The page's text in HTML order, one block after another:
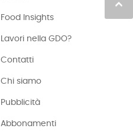
keyboard_arrow_up
Food Insights
Lavori nella GDO?
Contatti
Chi siamo
Pubblicità
Abbonamenti